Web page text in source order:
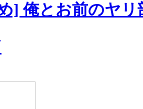
] 俺とお前のヤリ